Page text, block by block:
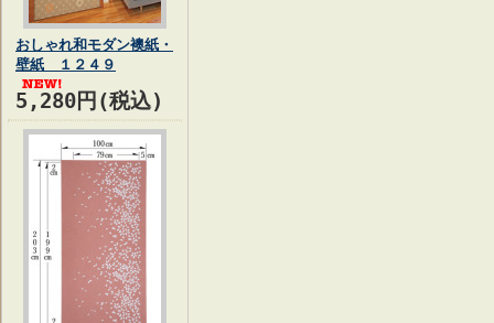
おしゃれ和モダン襖紙・
壁紙 １２４９
5,280円(税込)